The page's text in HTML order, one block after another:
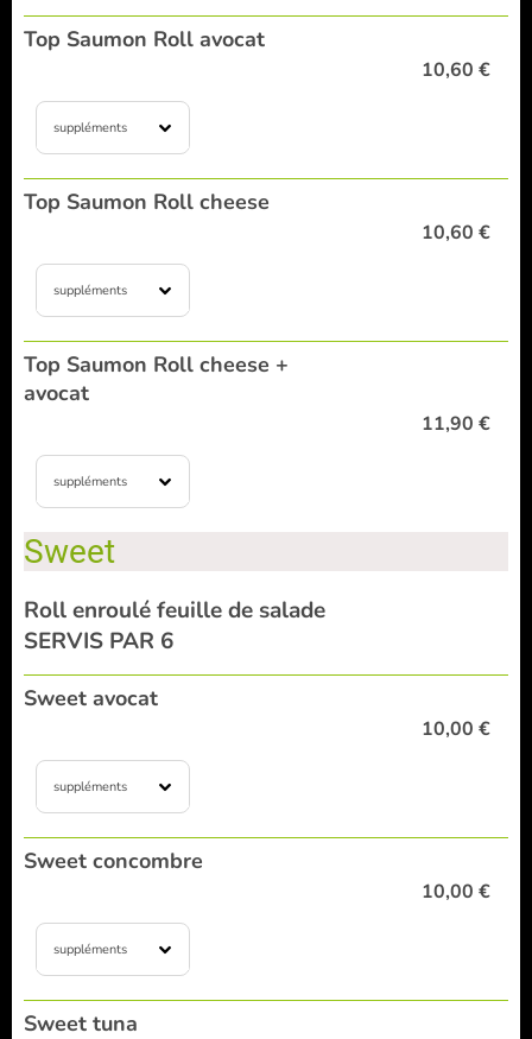
Top Saumon Roll avocat
suppléments
10,60 €
Top Saumon Roll cheese
suppléments
10,60 €
Top Saumon Roll cheese +
avocat
suppléments
11,90 €
Sweet
Roll enroulé feuille de salade
SERVIS PAR 6
Sweet avocat
suppléments
10,00 €
Sweet concombre
suppléments
10,00 €
Sweet tuna